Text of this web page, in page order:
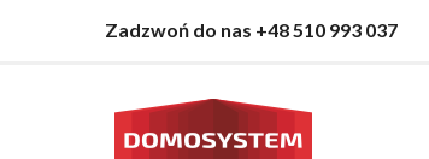
Zadzwoń do nas +48 510 993 037